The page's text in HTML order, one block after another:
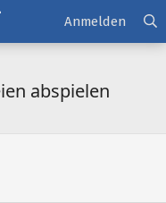
Anmelden
abspielen